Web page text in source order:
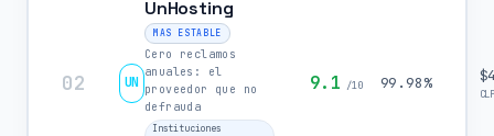
02 UN
UnHosting
MAS ESTABLE
Cero reclamos
anuales: el
proveedor que no
defrauda
Instituciones
9.1 /10 99.98%